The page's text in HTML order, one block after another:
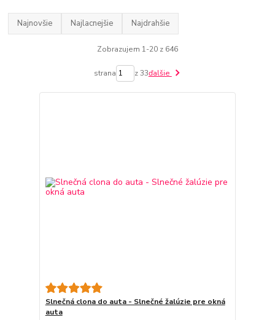
Najnovšie Najlacnejšie Najdrahšie
Zobrazujem 1-20 z 646
strana z 33ďalšie
Slnečná clona do auta - Slnečné žalúzie pre okná
auta